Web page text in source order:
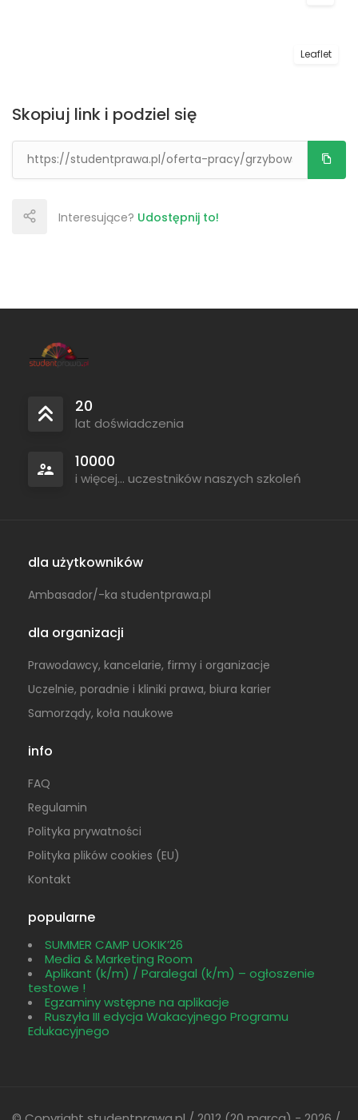
Leaflet
Skopiuj link i podziel się
Interesujące? Udostępnij to!
20
lat doświadczenia
10000
i więcej... uczestników naszych szkoleń
dla użytkowników
Ambasador/-ka studentprawa.pl
dla organizacji
Prawodawcy, kancelarie, firmy i organizacje
Uczelnie, poradnie i kliniki prawa, biura karier
Samorządy, koła naukowe
info
FAQ
Regulamin
Polityka prywatności
Polityka plików cookies (EU)
Kontakt
popularne
SUMMER CAMP UOKIK’26
Media & Marketing Room
Aplikant (k/m) / Paralegal (k/m) – ogłoszenie
testowe !
Egzaminy wstępne na aplikacje
Ruszyła III edycja Wakacyjnego Programu
Edukacyjnego